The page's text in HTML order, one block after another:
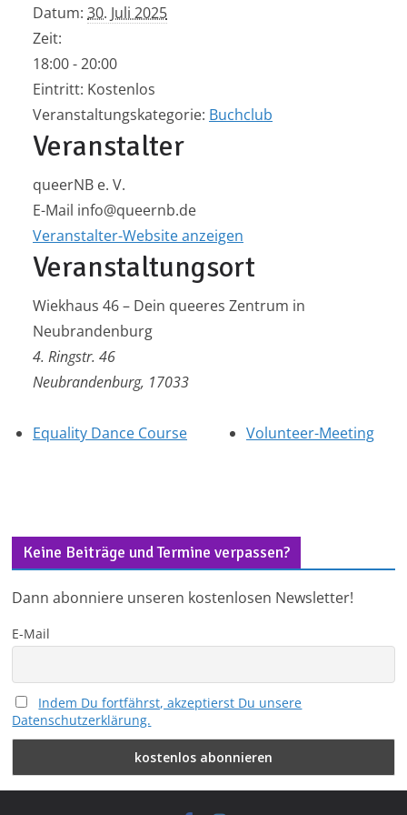
Datum: 30. Juli 2025
Zeit:
18:00 - 20:00
Eintritt: Kostenlos
Veranstaltungskategorie: Buchclub
Veranstaltungsort
Wiekhaus 46 – Dein queeres Zentrum in
Neubrandenburg
4. Ringstr. 46
Neubrandenburg, 17033
Veranstalter
queerNB e. V.
E-Mail info@queernb.de
Veranstalter-Website anzeigen
Equality Dance Course Volunteer-Meeting
Keine Beiträge und Termine verpassen?
Dann abonniere unseren kostenlosen Newsletter!
E-Mail
Indem Du fortfährst, akzeptierst Du unsere
Datenschutzerklärung.